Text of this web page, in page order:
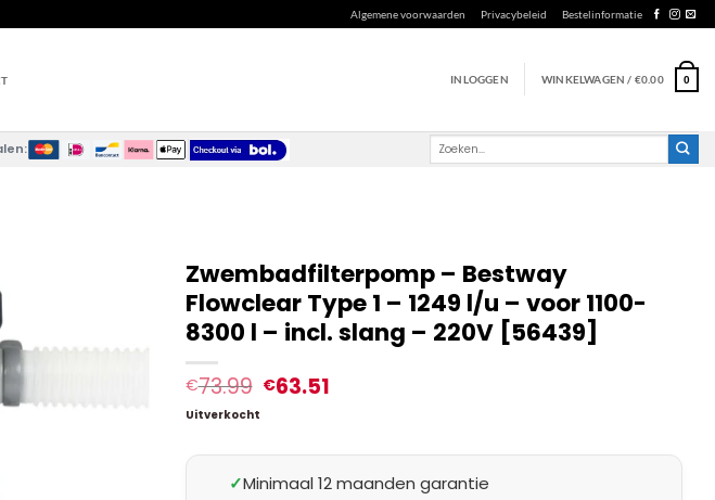
Algemene voorwaarden Privacybeleid Bestelinformatie
INLOGGEN WINKELWAGEN / €0.00 0
Zoeken
Zwembadfilterpomp – Bestway
Flowclear Type 1 – 1249 l/u – voor 1100-
8300 l – incl. slang – 220V [56439]
€73.99 €63.51
Uitverkocht
✓Minimaal 12 maanden garantie